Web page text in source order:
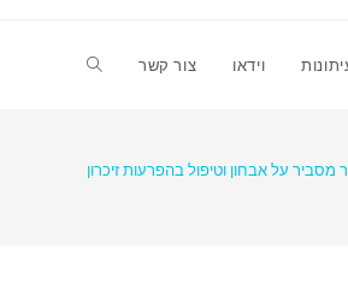
וידאו צור קשר
מסביר על אבחון וטיפול בהפרעות זיכרון